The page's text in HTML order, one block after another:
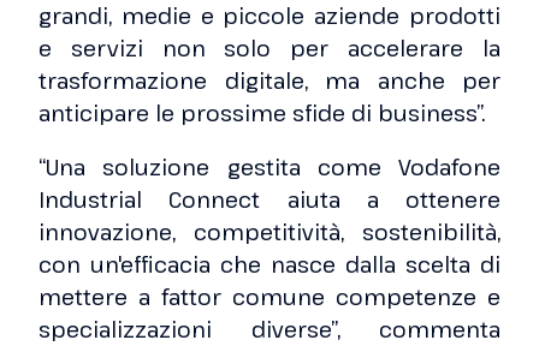
grandi, medie e piccole aziende prodotti
e servizi non solo per accelerare la
trasformazione digitale, ma anche per
anticipare le prossime sfide di business”.
“Una soluzione gestita come Vodafone
Industrial Connect aiuta a ottenere
innovazione, competitività, sostenibilità,
con un'efficacia che nasce dalla scelta di
mettere a fattor comune competenze e
specializzazioni diverse”, commenta